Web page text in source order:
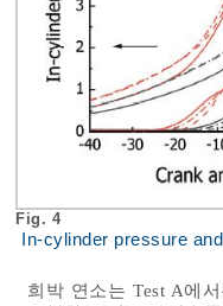
Fig. 4
In-cylinder pressure
희박 연소는 Test A에